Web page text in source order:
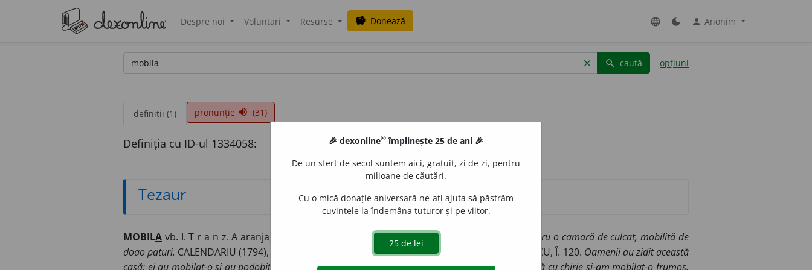
Despre noi Voluntari Resurse savings Donează language dark_mode person Anonim
clear search caută opțiuni
definiții (1) pronunție volume_up (31)
Definiția cu ID-ul 1334058:
Tezaur
MOBILA vb. I. T r a n z. A aranja, a înzestra (o încăpere, o locuință) cu mobilă.
O introduc întru o camară de culcat, mobilită de
doao paturi. CALENDARIU (1794), 36/26. Case întregi, pe alocurea mobilate cu mare gust. GOLESCU, Î. 120. Oamenii au zidit această
casă; ei au mobilat-o și au podobit-o.
PLEȘOIANU, C. 10/1.La Turnu-Severinului am luat iar o casă cu chirie și-am mobilat-o frumos.
🎉 dexonline® împlinește 25 de ani 🎉
De un sfert de secol suntem aici, gratuit, zi de zi, pentru
milioane de căutări.
Cu o mică donație aniversară ne-ați ajuta să păstrăm
cuvintele la îndemâna tuturor și pe viitor.